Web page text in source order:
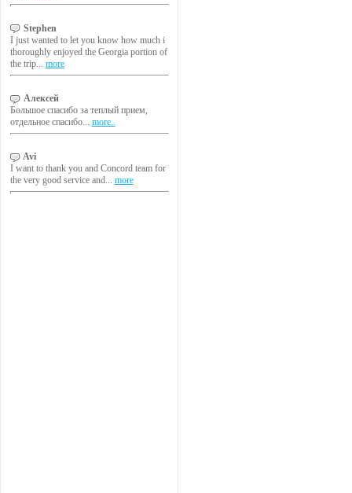
Stephen
I just wanted to let you know how much i
thoroughly enjoyed the Georgia portion of
the trip... more
Алексей
Большое спасибо за теплый прием,
отдельное спасибо... more..
Avi
I want to thank you and Concord team for
the very good service and... more